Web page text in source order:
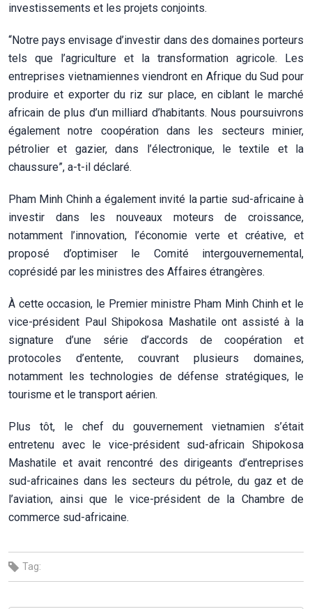
investissements et les projets conjoints.
“Notre pays envisage d’investir dans des domaines porteurs
tels que l’agriculture et la transformation agricole. Les
entreprises vietnamiennes viendront en Afrique du Sud pour
produire et exporter du riz sur place, en ciblant le marché
africain de plus d’un milliard d’habitants. Nous poursuivrons
également notre coopération dans les secteurs minier,
pétrolier et gazier, dans l’électronique, le textile et la
chaussure”, a-t-il déclaré.
Pham Minh Chinh a également invité la partie sud-africaine à
investir dans les nouveaux moteurs de croissance,
notamment l’innovation, l’économie verte et créative, et
proposé d’optimiser le Comité intergouvernemental,
coprésidé par les ministres des Affaires étrangères.
À cette occasion, le Premier ministre Pham Minh Chinh et le
vice-président Paul Shipokosa Mashatile ont assisté à la
signature d’une série d’accords de coopération et
protocoles d’entente, couvrant plusieurs domaines,
notamment les technologies de défense stratégiques, le
tourisme et le transport aérien.
Plus tôt, le chef du gouvernement vietnamien s’était
entretenu avec le vice-président sud-africain Shipokosa
Mashatile et avait rencontré des dirigeants d’entreprises
sud-africaines dans les secteurs du pétrole, du gaz et de
l’aviation, ainsi que le vice-président de la Chambre de
commerce sud-africaine.
Tag: